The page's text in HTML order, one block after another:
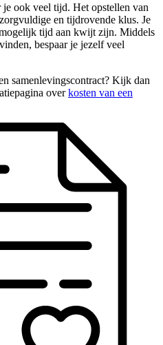
ook veel tijd. Het opstellen van
en tijdrovende klus. Je
tijd aan kwijt zijn. Middels
bespaar je jezelf veel
samenlevingscontract? Kijk dan
overkosten van een